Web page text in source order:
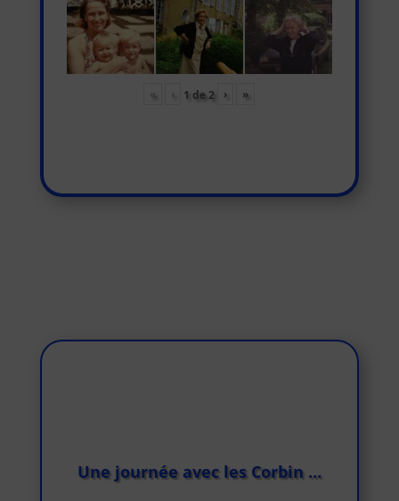
« ‹ 1 de2 › »
Une journée avec les Corbin …